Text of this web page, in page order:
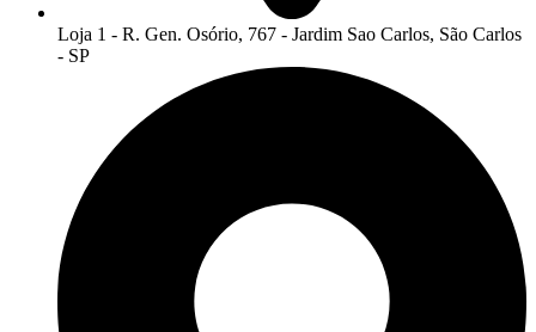
Loja 1 - R. Gen. Osório, 767 - Jardim Sao Carlos, São Carlos
- SP